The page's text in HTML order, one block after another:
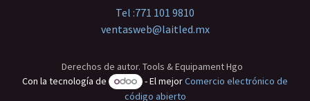
Tel :771 101 9810
ventasweb@laitled.mx
Derechos de autor. Tools & Equipament Hgo
Con la tecnología de
- El mejorComercio electrónico de
código abierto